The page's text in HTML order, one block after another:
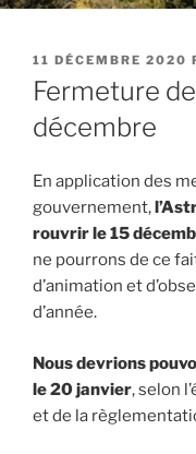
PUBLIÉ
LE
11 DÉCEMBRE 2020
Fermeture
décembre
En application des
gouvernement,
rouvrir le 15
ne pourrons de ce
d’animation et
d’année.
Nous devrions
le 20 janvier, selon
et de la